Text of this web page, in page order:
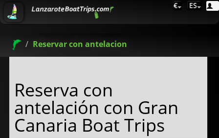
€ ES
Reservar con antelacion
Reserva con
antelación con Gran
Canaria Boat Trips